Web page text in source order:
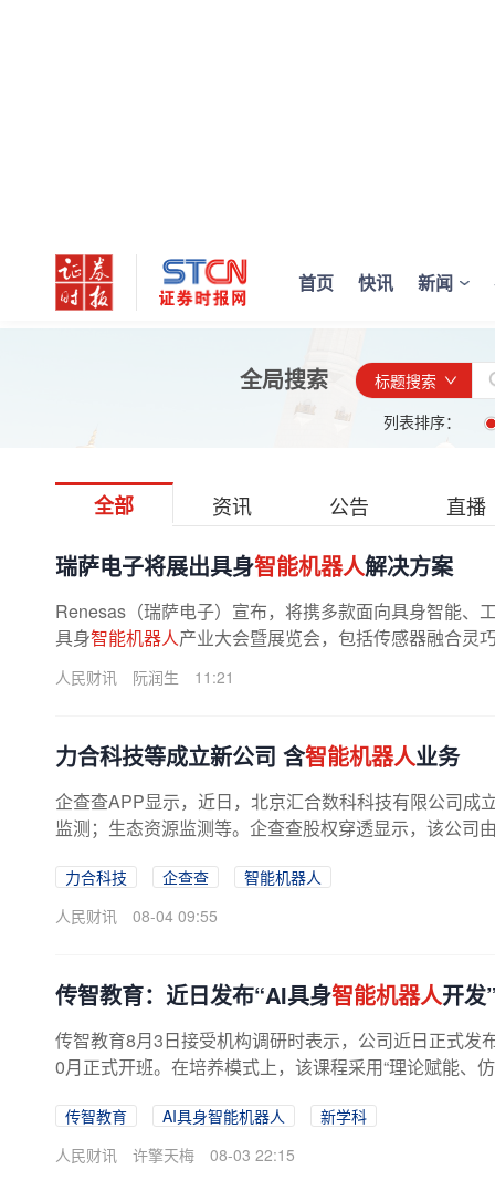
首页 快讯 新闻
全局搜索
标题搜索
列表排序：
全部 资讯 公告 直播
瑞萨电子将展出具身智能机器人解决方案
Renesas（瑞萨电子）宣布，将携多款面向具身智能、
具身智能机器人产业大会暨展览会，包括传感器融合灵
人民财讯 阮润生 11:21
力合科技等成立新公司 含智能机器人业务
企查查APP显示，近日，北京汇合数科科技有限公司成
监测；生态资源监测等。企查查股权穿透显示，该公司
力合科技 企查查
智能机器人
人民财讯
08-04 09:55
传智教育：近日发布“AI具身智能机器人开发
传智教育8月3日接受机构调研时表示，公司近日正式发
0月正式开班。在培养模式上，该课程采用“理论赋能、
传智教育 AI具身智能机器人
新学科
人民财讯
许擎天梅 08-03 22:15